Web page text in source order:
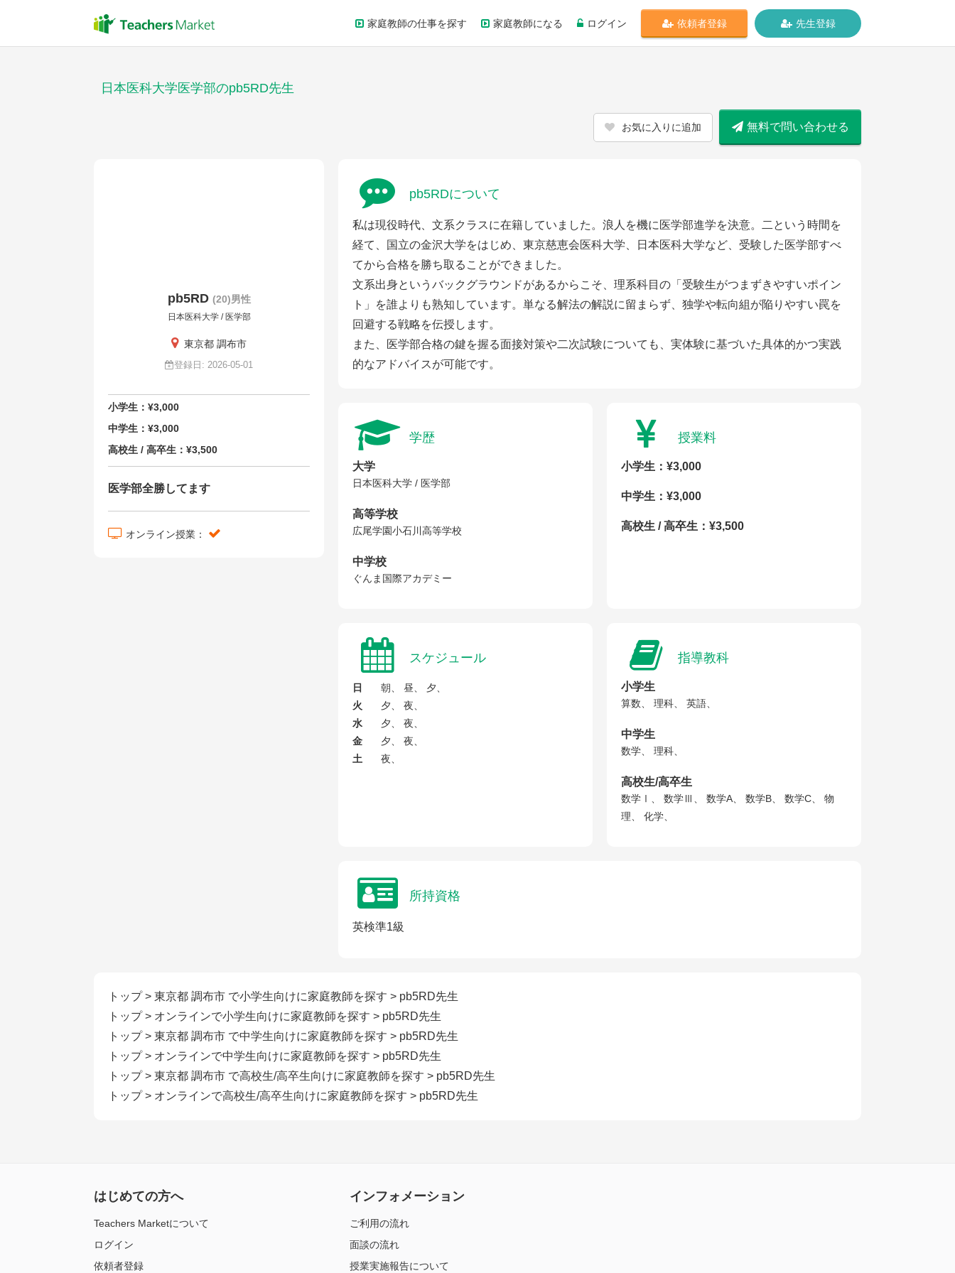
家庭教師の仕事を探す 家庭教師になる ログイン 依頼者登録 先生登録
日本医科大学医学部のpb5RD先生
お気に入りに追加 無料で問い合わせる
pb5RD (20)男性
日本医科大学 / 医学部
東京都 調布市
登録日: 2026-05-01
小学生：¥3,000
中学生：¥3,000
高校生 / 高卒生：¥3,500
医学部全勝してます
オンライン授業：
pb5RDについて
私は現役時代、文系クラスに在籍していました。浪人を機に医学部進学を決意。二という時間を
経て、国立の金沢大学をはじめ、東京慈恵会医科大学、日本医科大学など、受験した医学部すべ
てから合格を勝ち取ることができました。
文系出身というバックグラウンドがあるからこそ、理系科目の「受験生がつまずきやすいポイン
ト」を誰よりも熟知しています。単なる解法の解説に留まらず、独学や転向組が陥りやすい罠を
回避する戦略を伝授します。
また、医学部合格の鍵を握る面接対策や二次試験についても、実体験に基づいた具体的かつ実践
的なアドバイスが可能です。
学歴
大学
日本医科大学 / 医学部
高等学校
広尾学園小石川高等学校
中学校
ぐんま国際アカデミー
授業料
小学生：¥3,000
中学生：¥3,000
高校生 / 高卒生：¥3,500
スケジュール
日
朝、 昼、 夕、
火
夕、 夜、
水
夕、 夜、
金
夕、 夜、
土
夜、
指導教科
小学生
算数、 理科、 英語、
中学生
数学、 理科、
高校生/高卒生
数学Ⅰ、 数学Ⅲ、 数学A、 数学B、 数学C、 物
理、 化学、
所持資格
英検準1級
トップ> 東京都 調布市 で小学生向けに家庭教師を探す > pb5RD先生
トップ> オンラインで小学生向けに家庭教師を探す > pb5RD先生
トップ> 東京都 調布市 で中学生向けに家庭教師を探す > pb5RD先生
トップ> オンラインで中学生向けに家庭教師を探す > pb5RD先生
トップ> 東京都 調布市 で高校生/高卒生向けに家庭教師を探す > pb5RD先生
トップ> オンラインで高校生/高卒生向けに家庭教師を探す > pb5RD先生
はじめての方へ
Teachers Marketについて
ログイン
依頼者登録
インフォメーション
ご利用の流れ
面談の流れ
授業実施報告について